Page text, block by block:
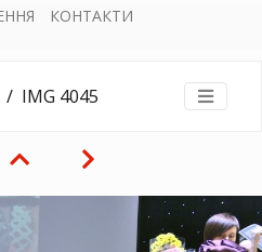
КОНТАКТИ
IMG 4045